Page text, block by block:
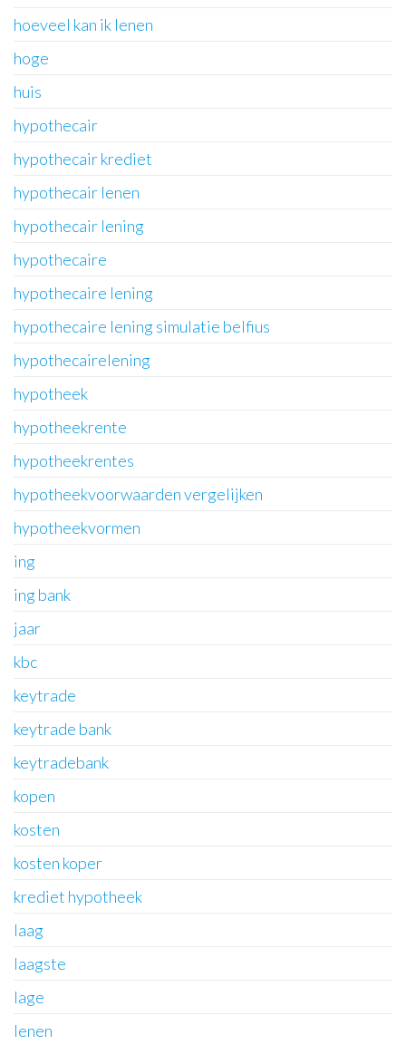
hoeveel kan ik lenen
hoge
huis
hypothecair
hypothecair krediet
hypothecair lenen
hypothecair lening
hypothecaire
hypothecaire lening
hypothecaire lening simulatie belfius
hypothecairelening
hypotheek
hypotheekrente
hypotheekrentes
hypotheekvoorwaarden vergelijken
hypotheekvormen
ing
ing bank
jaar
kbc
keytrade
keytrade bank
keytradebank
kopen
kosten
kosten koper
krediet hypotheek
laag
laagste
lage
lenen